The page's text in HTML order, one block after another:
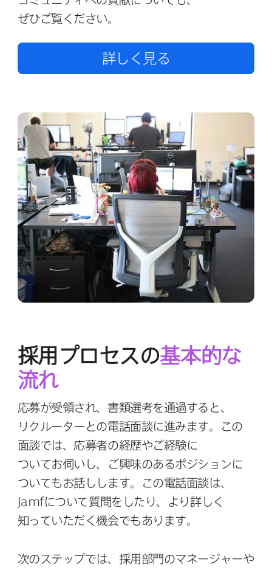
ぜひご覧ください。
詳しく​見る
採用プロセスの基本的な​
流れ
応募が​受領され、​書類選考を​通過すると、​
リクルーターとの​電話面談に​進みます。​この​
面談では、​応募者の​経歴や​ご経験に​
ついてお伺いし、​ご興味の​ある​ポジションに​
ついても​お話しします。​この​電話面談は、
Jamfに​ついて​質問を​したり、​より​詳しく​
知っていただく​機会でもあります。
次の​ステップでは、​採用部門の​マネージ​ャーや​